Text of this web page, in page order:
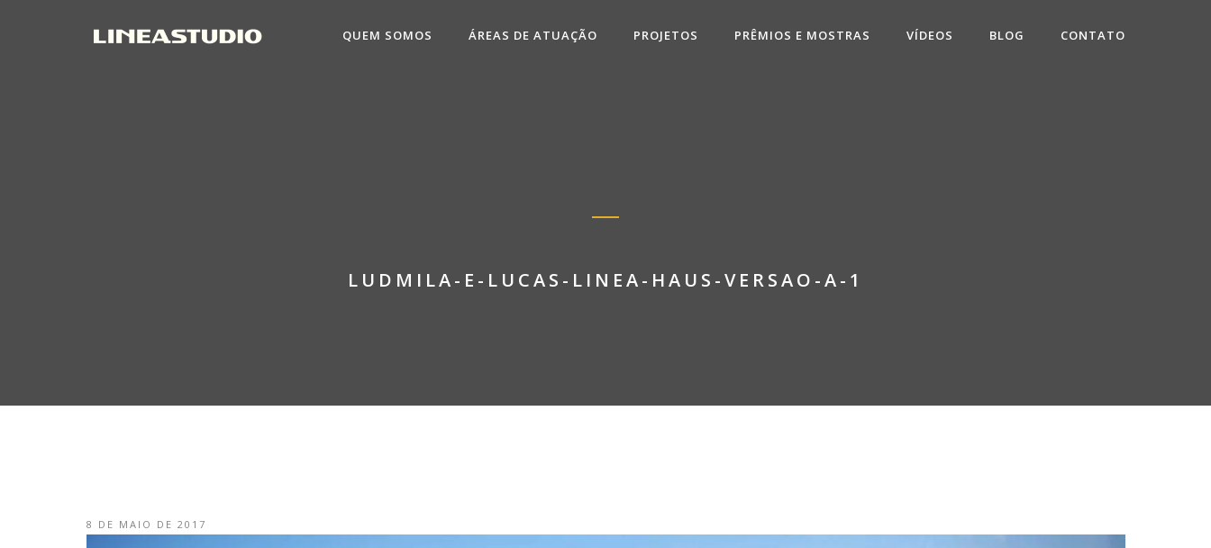
QUEM SOMOS ÁREAS DE ATUAÇÃO PROJETOS PRÊMIOS E MOSTRAS VÍDEOS BLOG CONTATO
LUDMILA-E-LUCAS-LINEA-HAUS-VERSAO-A-1
8 DE MAIO DE 2017